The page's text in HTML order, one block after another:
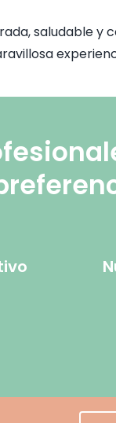
saludable y